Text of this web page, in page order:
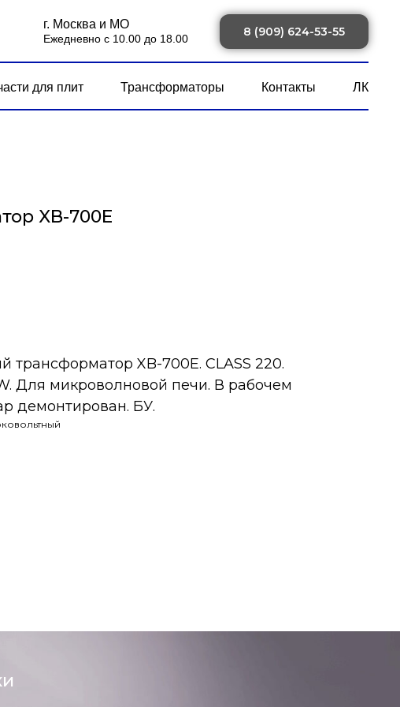
г. Москва и МО
Ежедневно с 10.00 до 18.00
8 (909) 624-53-55
для плит Трансформаторы Контакты ЛК
XB-700E
трансформатор XB-700E. CLASS 220.
Для микроволновой печи. В рабочем
демонтирован. БУ.